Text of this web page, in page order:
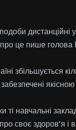
дистанційні
це пише голова
збільшується
ті навчальні
своє здоров’я і